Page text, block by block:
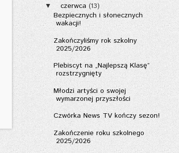
▼ czerwca (13)
Bezpiecznych i słonecznych
wakacji!
Zakończyliśmy rok szkolny
2025/2026
Plebiscyt na „Najlepszą Klasę”
rozstrzygnięty
Młodzi artyści o swojej
wymarzonej przyszłości
Czwórka News TV kończy sezon!
Zakończenie roku szkolnego
2025/2026